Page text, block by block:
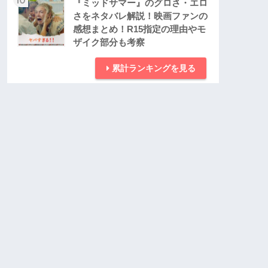
『ミッドサマー』のグロさ・エロ
さをネタバレ解説！映画ファンの
感想まとめ！R15指定の理由やモ
ザイク部分も考察
累計ランキングを見る